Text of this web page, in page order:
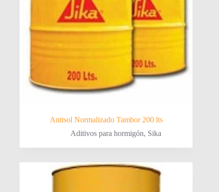
Antisol Normalizado Tambor 200 lts
Aditivos para hormigón, Sika